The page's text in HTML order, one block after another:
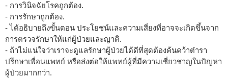
- การวินิจฉัยโรคถูกต้อง.
- การรักษาถูกต้อง.
- ได้อธิบายถึงขั้นตอน ประโยชน์และความเสี่ยงที่อาจจะเกิดขึ้นจาก
การตรวจรักษาให้แก่ผู้ป่วยและญาติ.
- ถ้าไม่แน่ใจว่าเราจะดูแลรักษาผู้ป่วยได้ดีที่สุดต้องค้นคว้าตำรา
ปรึกษาเพื่อนแพทย์ หรือส่งต่อให้แพทย์ผู้ที่มีความเชี่ยวชาญในปัญหา
ผู้ป่วยมากกว่า.